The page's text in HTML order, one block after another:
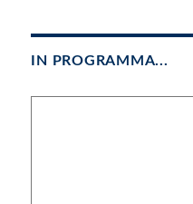
IN PROGRAMMA...